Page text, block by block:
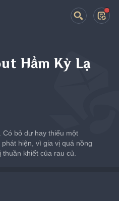
Hầm Kỳ Lạ
Có bỏ dư hay thiếu một
hiện, vì gia vị quá nồng
khiết của rau củ.